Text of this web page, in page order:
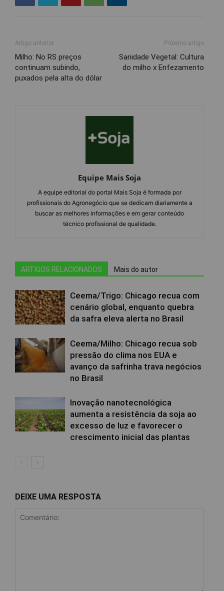
Artigo anterior
Milho: No RS preços
continuam subindo,
puxados pela alta do dólar
Próximo artigo
Sanidade Vegetal: Cultura
do milho x Enfezamento
Equipe Mais Soja
A equipe editorial do portal Mais Soja é formada por
profissionais do Agronegócio que se dedicam diariamente a
buscar as melhores informações e em gerar conteúdo
técnico profissional de qualidade.
ARTIGOS RELACIONADOS Mais do autor
Ceema/Trigo: Chicago recua com
cenário global, enquanto quebra
da safra eleva alerta no Brasil
Ceema/Milho: Chicago recua sob
pressão do clima nos EUA e
avanço da safrinha trava negócios
no Brasil
Inovação nanotecnológica
aumenta a resistência da soja ao
excesso de luz e favorecer o
crescimento inicial das plantas
DEIXE UMA RESPOSTA